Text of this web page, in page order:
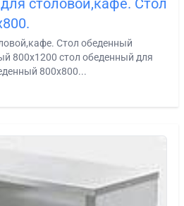
столовой,кафе. Стол
Стол обеденный
800х1200 стол обеденный для
800х800...